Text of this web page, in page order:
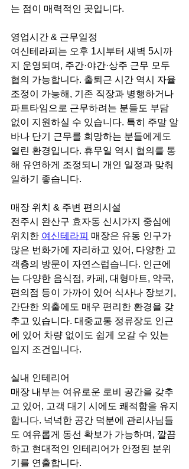
는 점이 매력적인 곳입니다.
영업시간 & 근무일정
여신테라피는 오후 1시부터 새벽 5시까
지 운영되며, 주간·야간·상주 근무 모두
협의 가능합니다. 출퇴근 시간 역시 자율
조정이 가능해, 기존 직장과 병행하거나
파트타임으로 근무하려는 분들도 부담
없이 지원하실 수 있습니다. 특히 주말 알
바나 단기 근무를 희망하는 분들에게도
열린 환경입니다. 휴무일 역시 협의를 통
해 유연하게 조정되니 개인 일정과 맞춰
일하기 좋습니다.
매장 위치 & 주변 편의시설
전주시 완산구 효자동 신시가지 중심에
위치한 여신테라피 매장은 유동 인구가
많은 번화가에 자리하고 있어, 다양한 고
객층의 방문이 자연스럽습니다. 인근에
는 다양한 음식점, 카페, 대형마트, 약국,
편의점 등이 가까이 있어 식사나 장보기,
간단한 외출에도 매우 편리한 환경을 갖
추고 있습니다. 대중교통 정류장도 인근
에 있어 차량 없이도 쉽게 오갈 수 있는
입지 조건입니다.
실내 인테리어
매장 내부는 여유로운 로비 공간을 갖추
고 있어, 고객 대기 시에도 쾌적함을 유지
합니다. 넉넉한 공간 덕분에 관리사님들
도 여유롭게 동선 확보가 가능하며, 깔끔
하고 현대적인 인테리어가 안정된 분위
기를 연출합니다.